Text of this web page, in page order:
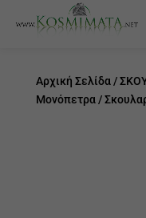
Αρχική Σελίδα/
Μονόπετρα/